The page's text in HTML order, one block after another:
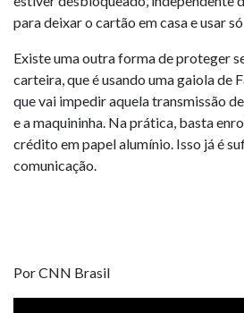
para deixar o cartão em casa e usar
Existe uma outra forma de proteger
carteira, que é usando uma gaiola de
que vai impedir aquela transmissão
e a maquininha. Na prática, basta
crédito em papel alumínio. Isso já é
comunicação.
Por CNN Brasil